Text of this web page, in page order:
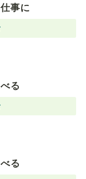
事に
る
る